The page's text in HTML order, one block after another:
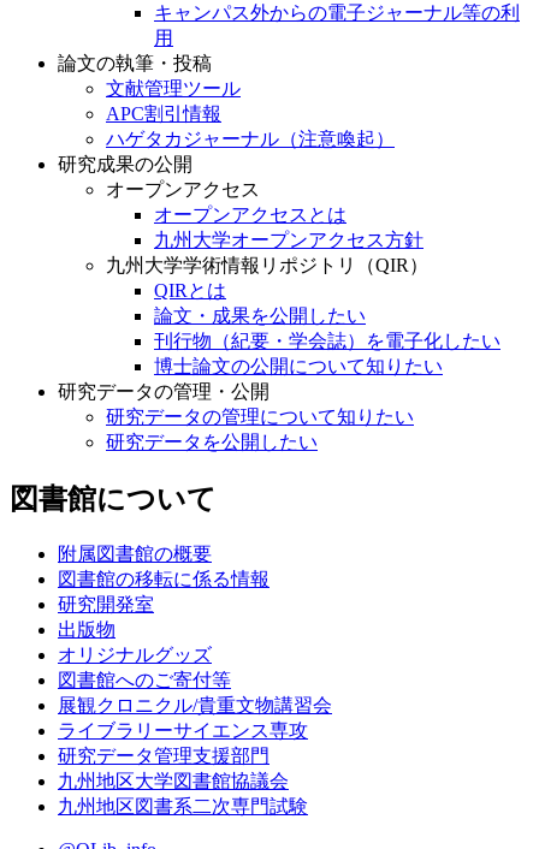
キャンパス外からの電子ジャーナル等の利
用
論文の執筆・投稿
文献管理ツール
APC割引情報
ハゲタカジャーナル（注意喚起）
研究成果の公開
オープンアクセス
オープンアクセスとは
九州大学オープンアクセス方針
九州大学学術情報リポジトリ（QIR）
QIRとは
論文・成果を公開したい
刊行物（紀要・学会誌）を電子化したい
博士論文の公開について知りたい
研究データの管理・公開
研究データの管理について知りたい
研究データを公開したい
図書館について
附属図書館の概要
図書館の移転に係る情報
研究開発室
出版物
オリジナルグッズ
図書館へのご寄付等
展観クロニクル/貴重文物講習会
ライブラリーサイエンス専攻
研究データ管理支援部門
九州地区大学図書館協議会
九州地区図書系二次専門試験